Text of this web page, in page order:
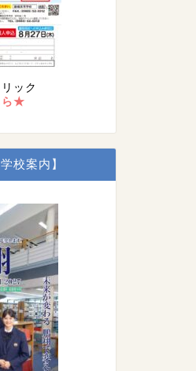
ック
ら★
校案内】